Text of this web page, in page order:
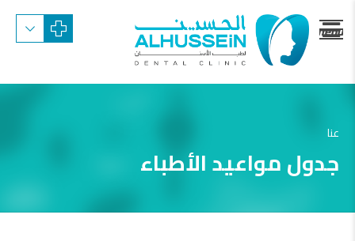
menu
عنا
جدول مواعيد الأطباء